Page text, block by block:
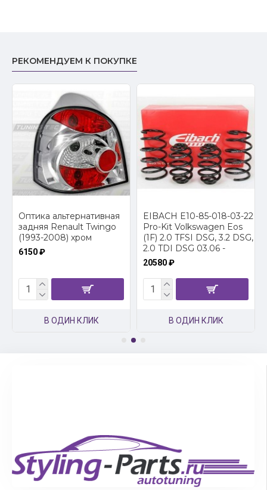
РЕКОМЕНДУЕМ К ПОКУПКЕ
Оптика альтернативная
задняя Renault Twingo
(1993-2008) хром
6150 ₽
В ОДИН КЛИК
EIBACH E10-85-018-03-22
Pro-Kit Volkswagen Eos
(1F) 2.0 TFSI DSG, 3.2 DSG,
2.0 TDI DSG 03.06 -
20580 ₽
В ОДИН КЛИК